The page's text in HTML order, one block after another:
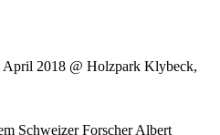
April 2018 @ Holzpark Klybeck,
Schweizer Forscher Albert